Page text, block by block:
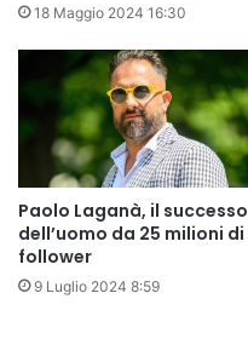
18 Maggio 2024 16:30
Paolo Laganà, il successo
dell’uomo da 25 milioni di
follower
9 Luglio 2024 8:59